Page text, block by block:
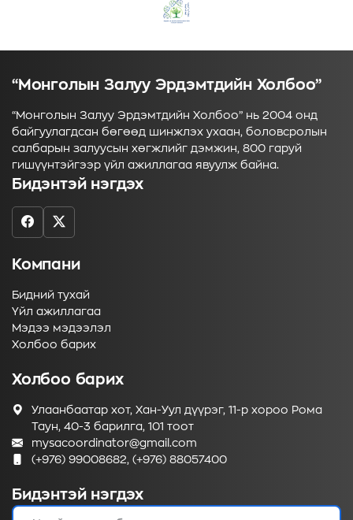
“Монголын Залуу Эрдэмтдийн Холбоо”
“Монголын Залуу Эрдэмтдийн Холбоо” нь 2004 онд
байгуулагдсан бөгөөд шинжлэх ухаан, боловсролын
салбарын залуусын хөгжлийг дэмжин, 800 гаруй
гишүүнтэйгээр үйл ажиллагаа явуулж байна.
Бидэнтэй нэгдэх
Компани
Бидний тухай
Үйл ажиллагаа
Мэдээ мэдээлэл
Холбоо барих
Холбоо барих
Улаанбаатар хот, Хан-Уул дүүрэг, 11-р хороо Рома
Таун, 40-3 барилга, 101 тоот
mysacoordinator@gmail.com
(+976) 99008682, (+976) 88057400
Бидэнтэй нэгдэх